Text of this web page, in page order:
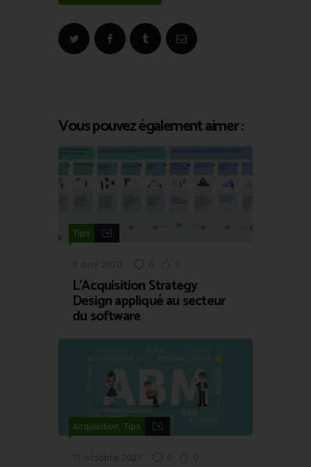
Vous pouvez également aimer :
Tips
9 avril 2020 0 0
L’Acquisition Strategy
Design appliqué au secteur
du software
Acquisition, Tips
13 octobre 2021 0 0